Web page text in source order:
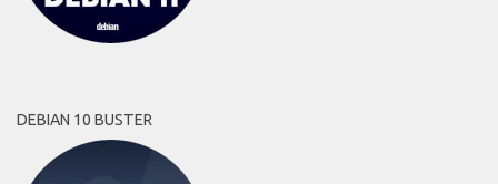
DEBIAN 10 BUSTER